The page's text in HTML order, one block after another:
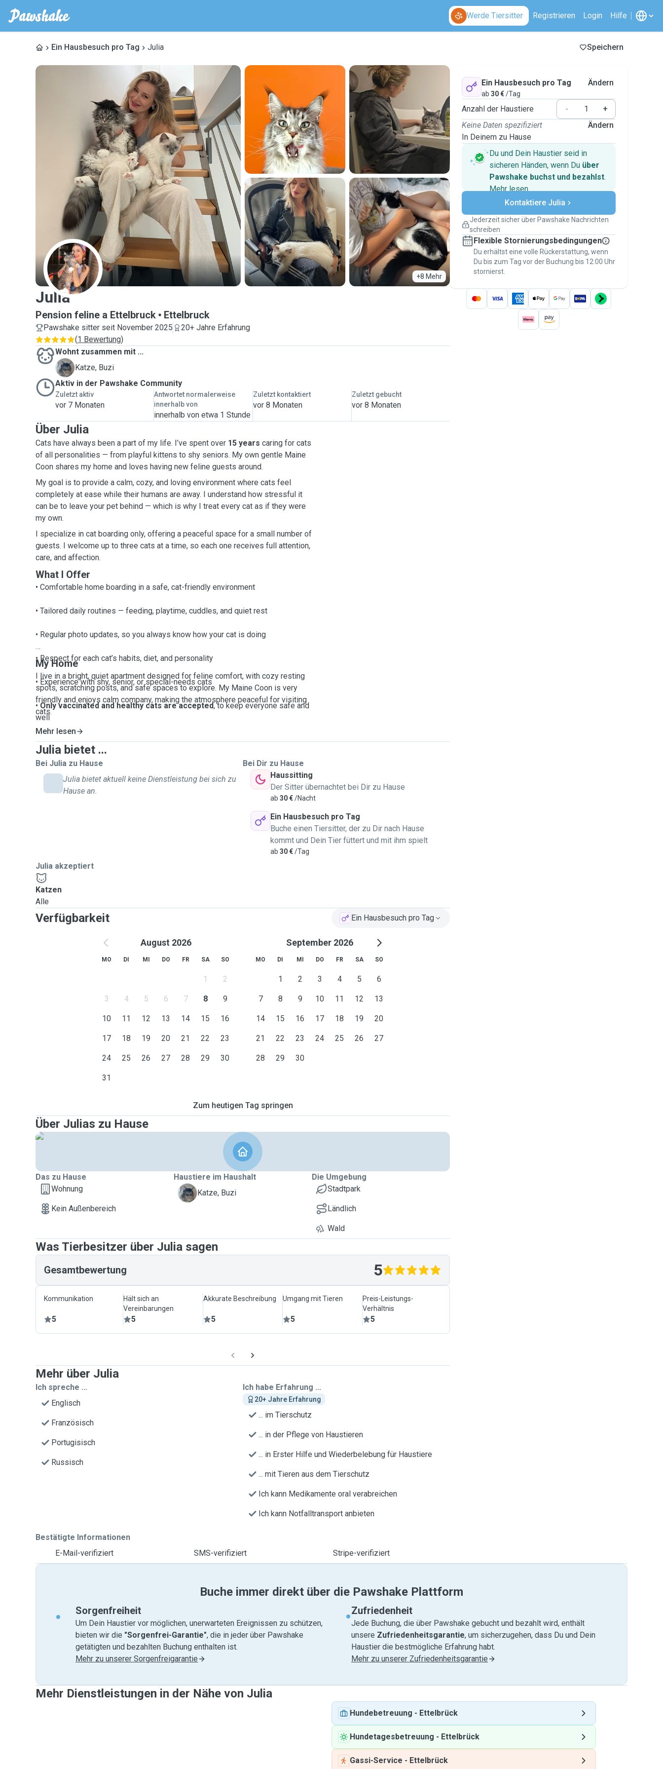
Werde Tiersitter Registrieren Login Hilfe
Ein Hausbesuch pro Tag Julia Speichern
+8 Mehr
J
Julia
Pension feline a Ettelbruck Ettelbruck
Pawshake sitter seit November 2025
20+ Jahre Erfahrung
(1 Bewertung)
Wohnt zusammen mit ...
B
Katze, Buzi
Aktiv in der Pawshake Community
Zuletzt aktiv
vor 7 Monaten
Antwortet normalerweise
innerhalb von
innerhalb von etwa 1 Stunde
Zuletzt kontaktiert
vor 8 Monaten
Zuletzt gebucht
vor 8 Monaten
Über Julia
Cats have always been a part of my life. I’ve spent over 15 years caring for cats
of all personalities — from playful kittens to shy seniors. My own gentle Maine
Coon shares my home and loves having new feline guests around.
My goal is to provide a calm, cozy, and loving environment where cats feel
completely at ease while their humans are away. I understand how stressful it
can be to leave your pet behind — which is why I treat every cat as if they were
my own.
I specialize in cat boarding only, offering a peaceful space for a small number of
guests. I welcome up to three cats at a time, so each one receives full attention,
care, and affection.
What I Offer
• Comfortable home boarding in a safe, cat-friendly environment
• Tailored daily routines — feeding, playtime, cuddles, and quiet rest
• Regular photo updates, so you always know how your cat is doing
• Respect for each cat’s habits, diet, and personality
• Experience with shy, senior, or special-needs cats
•Only vaccinated and healthy cats are accepted, to keep everyone safe and
well
My Home
I live in a bright, quiet apartment designed for feline comfort, with cozy resting
spots, scratching posts, and safe spaces to explore. My Maine Coon is very
friendly and enjoys calm company, making the atmosphere peaceful for visiting
cats.
Mehr lesen
Julia bietet ...
Bei Julia zu Hause
Julia bietet aktuell keine Dienstleistung bei sich zu
Hause an.
Bei Dir zu Hause
Haussitting
Der Sitter übernachtet bei Dir zu Hause
ab 30 €/Nacht
Ein Hausbesuch pro Tag
Buche einen Tiersitter, der zu Dir nach Hause
kommt und Dein Tier füttert und mit ihm spielt
ab 30 €/Tag
Julia akzeptiert
Katzen
Alle
Verfügbarkeit Ein Hausbesuch pro Tag
August 2026
MO DI MI DO FR SA SO
1 2
3 4 5 6 7 8 9
10 11 12 13 14 15 16
17 18 19 20 21 22 23
24 25 26 27 28 29 30
31
September 2026
MO DI MI DO FR SA SO
1 2 3 4 5 6
7 8 9 10 11 12 13
14 15 16 17 18 19 20
21 22 23 24 25 26 27
28 29 30
Zum heutigen Tag springen
Über Julias zu Hause
Das zu Hause
Wohnung
Kein Außenbereich
Haustiere im Haushalt
B
Katze, Buzi
Die Umgebung
Stadtpark
Ländlich
Wald
Was Tierbesitzer über Julia sagen
Gesamtbewertung 5
Kommunikation
5
Hält sich an
Vereinbarungen
5
Akkurate Beschreibung
5
Umgang mit Tieren
5
Preis-Leistungs-
Verhältnis
5
Mehr über Julia
Ich spreche ...
Englisch
Französisch
Portugisisch
Russisch
Ich habe Erfahrung ...
20+ Jahre Erfahrung
... im Tierschutz
... in der Pflege von Haustieren
... in Erster Hilfe und Wiederbelebung für Haustiere
... mit Tieren aus dem Tierschutz
Ich kann Medikamente oral verabreichen
Ich kann Notfalltransport anbieten
Bestätigte Informationen
E-Mail-verifiziert
SMS-verifiziert Stripe-verifiziert
Ein Hausbesuch pro Tag
ab 30 €/Tag
Ändern
Anzahl der Haustiere -
+
Keine Daten spezifiziert
In Deinem zu Hause
Ändern
Du und Dein Haustier seid in
sicheren Händen, wenn Du über
Pawshake buchst und bezahlst.
Mehr lesenSichere Zahlungen
Unterstützung, falls sich Deine
Versicherte Buchungen
Erledige alles über Pawshake – von der
ersten Nachricht bis zur Bezahlung –, um
über die Pawshake-Garantieabgesichert zu
sein
Kontaktiere Julia
Jederzeit sicher über Pawshake Nachrichten
schreiben
Flexible Stornierungsbedingungen
Du erhältst eine volle Rückerstattung, wenn
Du bis zum Tag vor der Buchung bis 12:00 Uhr
stornierst.
Buche immer direkt über die Pawshake Plattform
Sorgenfreiheit
Um Dein Haustier vor möglichen, unerwarteten Ereignissen zu schützen,
bieten wir die "Sorgenfrei-Garantie", die in jeder über Pawshake
getätigten und bezahlten Buchung enthalten ist.
Mehr zu unserer Sorgenfreigarantie
Zufriedenheit
Jede Buchung, die über Pawshake gebucht und bezahlt wird, enthält
unsere Zufriedenheitsgarantie, um sicherzugehen, dass Du und Dein
Haustier die bestmögliche Erfahrung habt.
Mehr zu unserer Zufriedenheitsgarantie
Mehr Dienstleistungen in der Nähe von Julia
Hundebetreuung - Ettelbrück
Hundetagesbetreuung - Ettelbrück
Gassi-Service - Ettelbrück